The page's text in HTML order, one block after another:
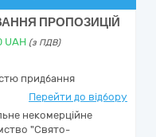
ПРОПОЗИЦІЙ
UAH (з ПДВ)
придбання
Перейти до відбору
некомерційне
"Свято-